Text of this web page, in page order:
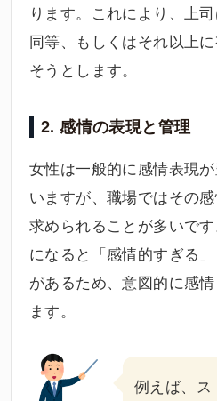
ります。これにより、上
同等、もしくはそれ以上
そうとします。
2. 感情の表現と管理
女性は一般的に感情表現
いますが、職場ではその
求められることが多いで
になると「感情的すぎる
があるため、意図的に感
ます。
例えば、ス